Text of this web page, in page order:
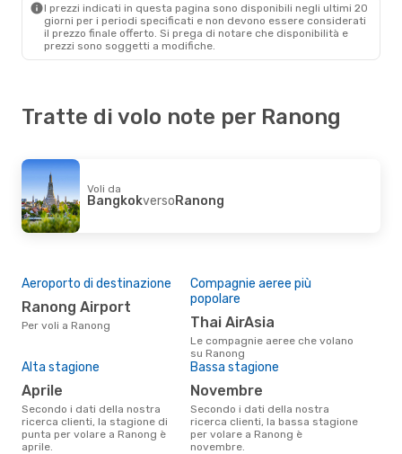
I prezzi indicati in questa pagina sono disponibili negli ultimi 20
giorni per i periodi specificati e non devono essere considerati
il ​​prezzo finale offerto. Si prega di notare che disponibilità e
prezzi sono soggetti a modifiche.
Tratte di volo note per Ranong
Voli da
BangkokversoRanong
Aeroporto di destinazione
Ranong Airport
Per voli a Ranong
Compagnie aeree più
popolare
Thai AirAsia
Le compagnie aeree che volano
su Ranong
Alta stagione
aprile
Secondo i dati della nostra
ricerca clienti, la stagione di
punta per volare a Ranong è
aprile.
Bassa stagione
novembre
Secondo i dati della nostra
ricerca clienti, la bassa stagione
per volare a Ranong è
novembre.